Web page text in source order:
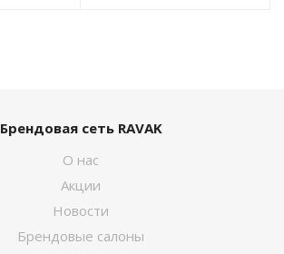
Брендовая сеть RAVAK
О нас
Акции
Новости
Брендовые салоны